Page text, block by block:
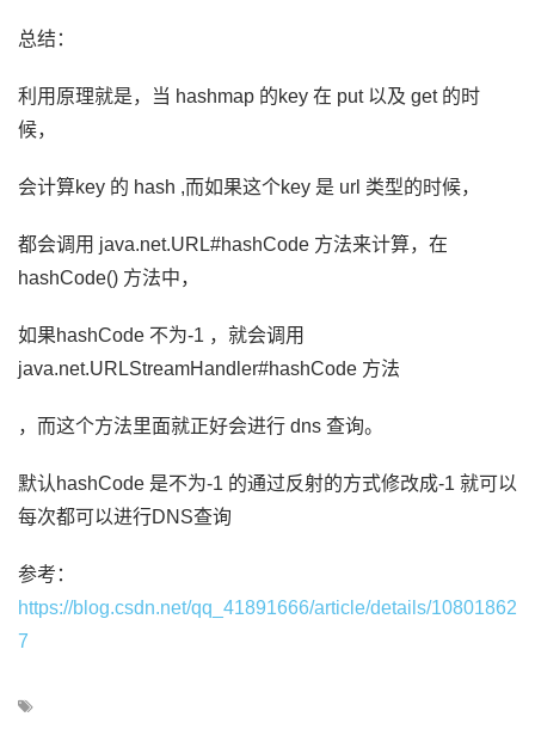
总结：
利用原理就是，当 hashmap 的key 在 put 以及 get 的时
候，
会计算key 的 hash ,而如果这个key 是 url 类型的时候，
都会调用 java.net.URL#hashCode 方法来计算，在
hashCode() 方法中，
如果hashCode 不为-1 ，就会调用
java.net.URLStreamHandler#hashCode 方法
，而这个方法里面就正好会进行 dns 查询。
默认hashCode 是不为-1 的通过反射的方式修改成-1 就可以
每次都可以进行DNS查询
参考：
https://blog.csdn.net/qq_41891666/article/details/10801862
7